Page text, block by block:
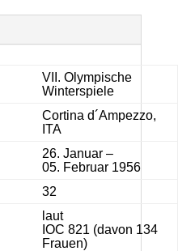
VII. Olympische
Winterspiele
Cortina d´Ampezzo,
ITA
26. Januar –
05. Februar 1956
32
laut
IOC 821 (davon 134
Frauen)